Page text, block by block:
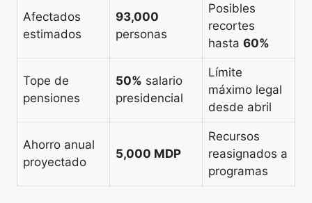
Afectados
estimados
93,000
personas
Posibles
recortes
hasta 60%
Tope de
pensiones
50% salario
presidencial
Límite
máximo legal
desde abril
Ahorro anual
proyectado
5,000 MDP
Recursos
reasignados a
programas